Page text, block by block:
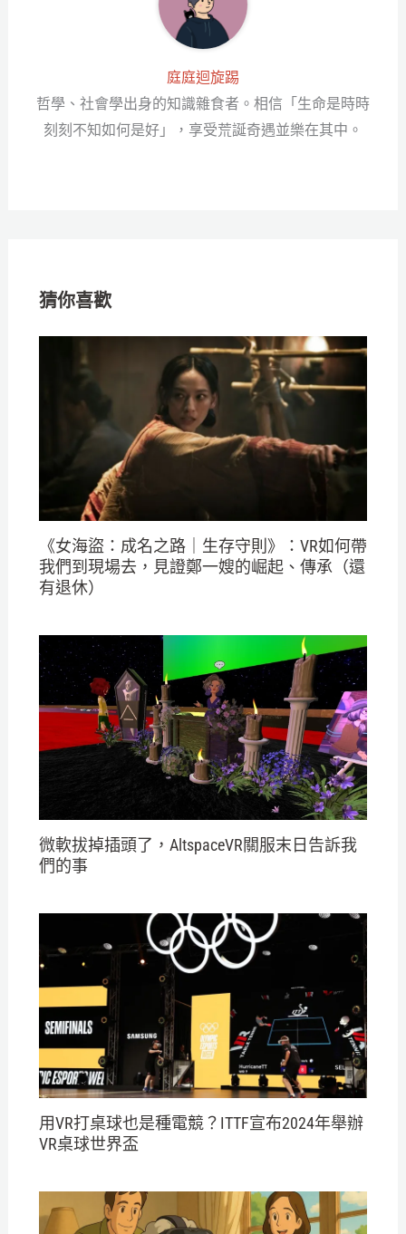
庭庭迴旋踢
哲學、社會學出身的知識雜食者。相信「生命是時時
刻刻不知如何是好」，享受荒誕奇遇並樂在其中。
猜你喜歡
《女海盜：成名之路｜生存守則》：VR如何帶
我們到現場去，見證鄭一嫂的崛起、傳承（還
有退休）
微軟拔掉插頭了，AltspaceVR關服末日告訴我
們的事
用VR打桌球也是種電競？ITTF宣布2024年舉辦
VR桌球世界盃